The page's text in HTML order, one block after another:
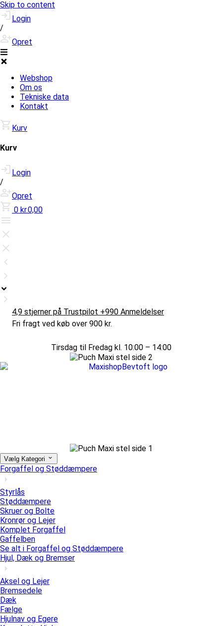
Skip to content
Login
/
Opret
Webshop
Om os
Tekniske data
Kontakt
Kurv
Kurv
Login
/
Opret
0 kr.0,00
4,9 stjerner på Trustpilot +990 Anmeldelser
Fri fragt ved køb over 900 kr.
Tirsdag til Fredag kl. 10:00 – 14:00
Vælg Kategori
Forgaffel og Støddæmpere
Styrlås
Støddæmpere
Skruer og Bolte
Kronrør og Lejer
Komplet Forgaffel
Gaffelben
Se alt i Forgaffel og Støddæmpere
Hjul, Dæk og Bremser
Aksel og Lejer
Bremsedele
Dæk
Fælge
Hjulnav og Egere